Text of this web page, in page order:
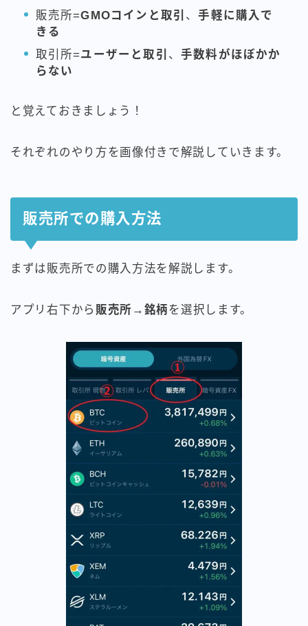
販売所=GMOコインと取引 、手軽に購入で
きる
取引所=ユーザーと取引 、 手数料がほぼかか
らない
と覚えておきましょう！
それぞれのやり方を画像付きで解説していきます。
販売所での購入方法
まずは販売所での購入方法を解説します。
アプリ右下から 販売所 → 銘柄を選択します。